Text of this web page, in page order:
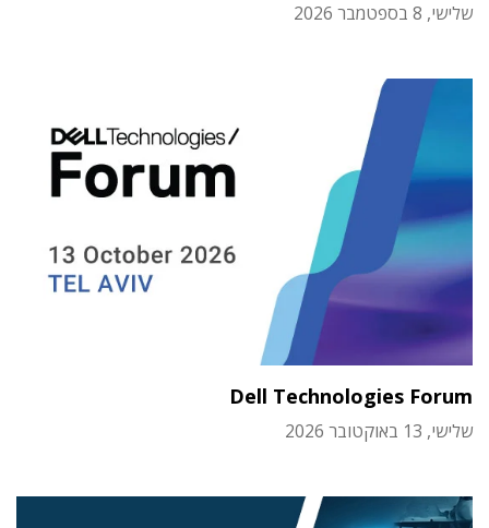
שלישי, 8 בספטמבר 2026
Dell Technologies Forum
שלישי, 13 באוקטובר 2026